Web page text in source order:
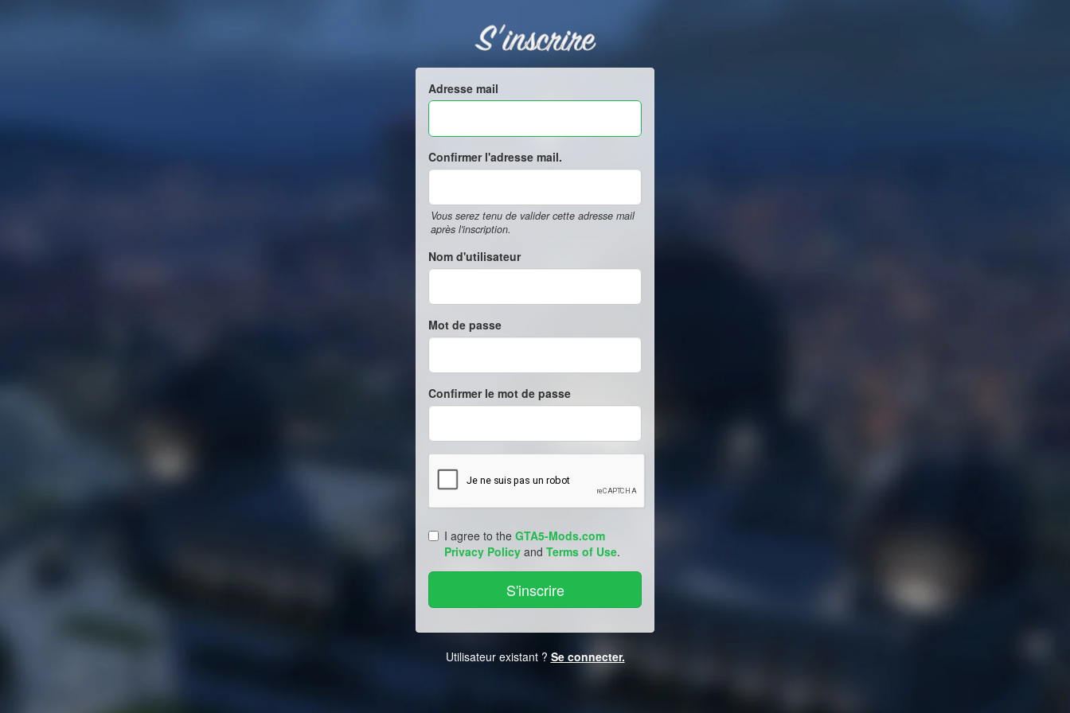
S'inscrire
Adresse mail
Confirmer l'adresse mail.
Vous serez tenu de valider cette adresse mail
après l'inscription.
Nom d'utilisateur
Mot de passe
Confirmer le mot de passe
I agree to the GTA5-Mods.com
Privacy Policy and Terms of Use.
Utilisateur existant ? Se connecter.